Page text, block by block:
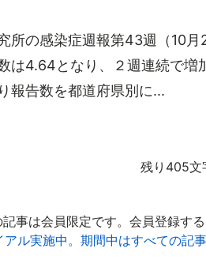
所の感染症週報第43週（10
は4.64となり、２週連続で増
告数を都道府県別に...
残り405文
記事は会員限定です。会員登録す
ル実施中。期間中はすべての記